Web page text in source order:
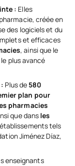
: Elles
créée en
des logiciels et du
et efficaces
, ainsi que le
plus avancé
: Plus de 580
plan pour
pharmacies
que dans les
tels
Jiménez Díaz,
enseignants